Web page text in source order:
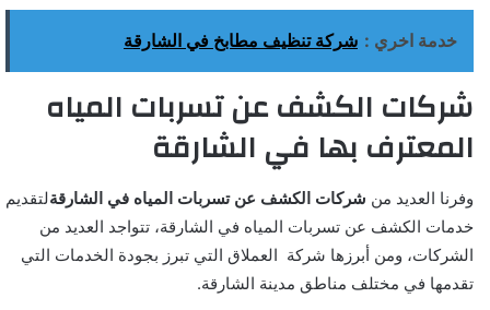
خدمة اخري : شركة تنظيف مطابخ في الشارقة
شركات الكشف عن تسربات المياه
المعترف بها في الشارقة
وفرنا العديد من شركات الكشف عن تسربات المياه في الشارقةلتقديم
خدمات الكشف عن تسربات المياه في الشارقة، تتواجد العديد من
الشركات، ومن أبرزها شركة العملاق التي تبرز بجودة الخدمات التي
تقدمها في مختلف مناطق مدينة الشارقة.